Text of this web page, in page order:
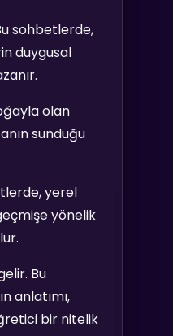
sohbetlerde,
duygusal
olan
sunduğu
yerel
yönelik
Bu
anlatımı,
bir nitelik